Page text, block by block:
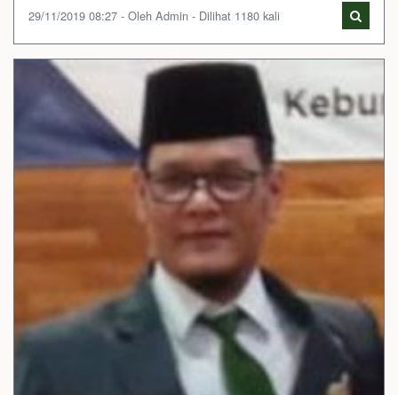
29/11/2019 08:27 - Oleh Admin - Dilihat 1180 kali